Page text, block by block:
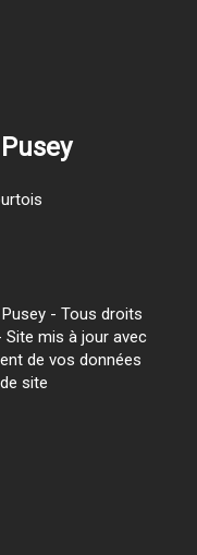
- Tous droits
mis à jour avec
de vos données
site